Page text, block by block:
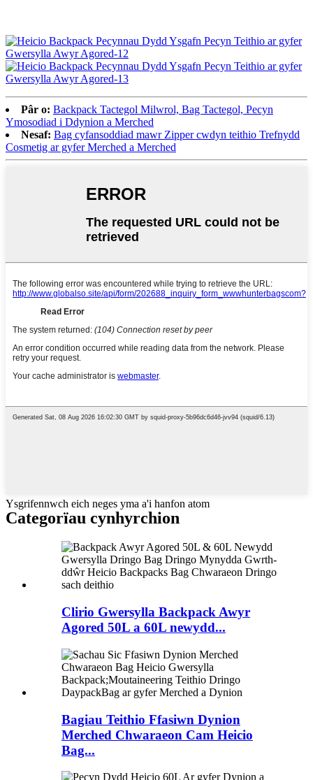
Pâr o: Backpack Tactegol Milwrol, Bag Tactegol, Pecyn
Ymosodiad i Ddynion a Merched
Nesaf: Bag cyfansoddiad mawr Zipper cwdyn teithio Trefnydd
Cosmetig ar gyfer Merched a Merched
Ysgrifennwch eich neges yma a'i hanfon atom
Categorïau cynhyrchion
Clirio Gwersylla Backpack Awyr
Agored 50L a 60L newydd...
Bagiau Teithio Ffasiwn Dynion
Merched Chwaraeon Cam Heicio
Bag...